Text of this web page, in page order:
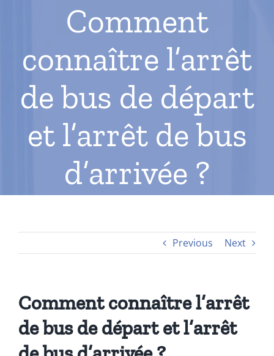
Comment
connaître l’arrêt
de bus de départ
et l’arrêt de bus
d’arrivée ?
Previous Next
Comment connaître l’arrêt
de bus de départ et l’arrêt